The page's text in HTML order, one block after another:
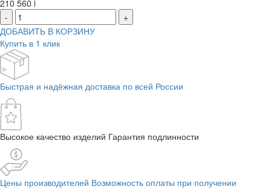
210 560 i
-
+
ДОБАВИТЬ В КОРЗИНУ
Купить в 1 клик
Быстрая и надёжная доставка по всей России
Высокое качество изделий Гарантия подлинности
Цены производителей Возможность оплаты при получении